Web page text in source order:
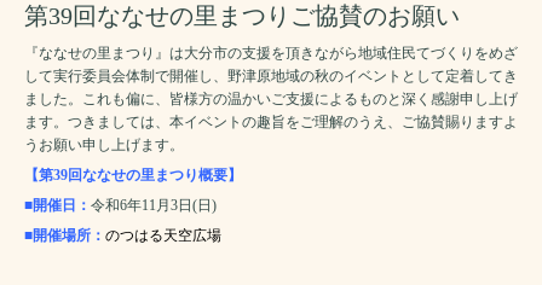
第39回ななせの里まつりご協賛のお願い
『ななせの里まつり』は大分市の支援を頂きながら地域住民てづくりをめざ
して実行委員会体制で開催し、野津原地域の秋のイベントとして定着してき
ました。これも偏に、皆様方の温かいご支援によるものと深く感謝申し上げ
ます。つきましては、本イベントの趣旨をご理解のうえ、ご協賛賜りますよ
うお願い申し上げます。
【第39回ななせの里まつり概要】
■開催日： 令和6年11月3日(日)
■開催場所： のつはる天空広場